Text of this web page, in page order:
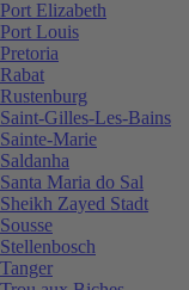
Port Elizabeth
Port Louis
Pretoria
Rabat
Rustenburg
Saint-Gilles-Les-Bains
Sainte-Marie
Saldanha
Santa Maria do Sal
Sheikh Zayed Stadt
Sousse
Stellenbosch
Tanger